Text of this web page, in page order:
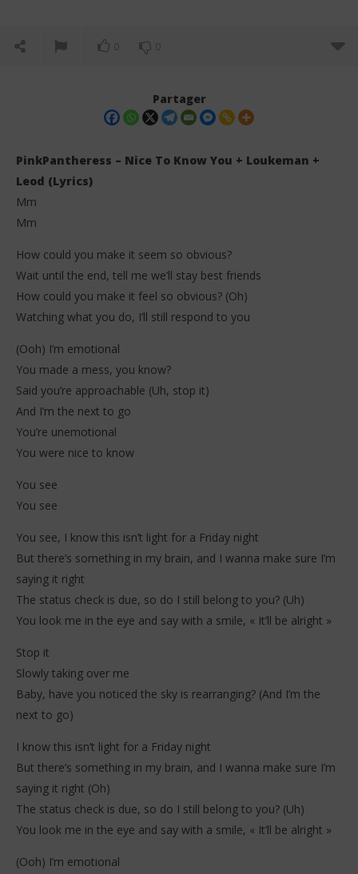
0 0
NOW VIEWING
PinkPantheress – Nice To Know You + Loukeman +
21
janvier
Stone
Partager
PinkPantheress – Nice To Know You + Loukeman +
Leod (Lyrics)
Mm
Mm
How could you make it seem so obvious?
Wait until the end, tell me we’ll stay best friends
How could you make it feel so obvious? (Oh)
Watching what you do, I’ll still respond to you
(Ooh) I’m emotional
You made a mess, you know?
Said you’re approachable (Uh, stop it)
And I’m the next to go
You’re unemotional
You were nice to know
You see
You see
You see, I know this isn’t light for a Friday night
But there’s something in my brain, and I wanna make sure I’m
saying it right
The status check is due, so do I still belong to you? (Uh)
You look me in the eye and say with a smile, « It’ll be alright »
Stop it
Slowly taking over me
Baby, have you noticed the sky is rearranging? (And I’m the
next to go)
I know this isn’t light for a Friday night
But there’s something in my brain, and I wanna make sure I’m
saying it right (Oh)
The status check is due, so do I still belong to you? (Uh)
You look me in the eye and say with a smile, « It’ll be alright »
(Ooh) I’m emotional